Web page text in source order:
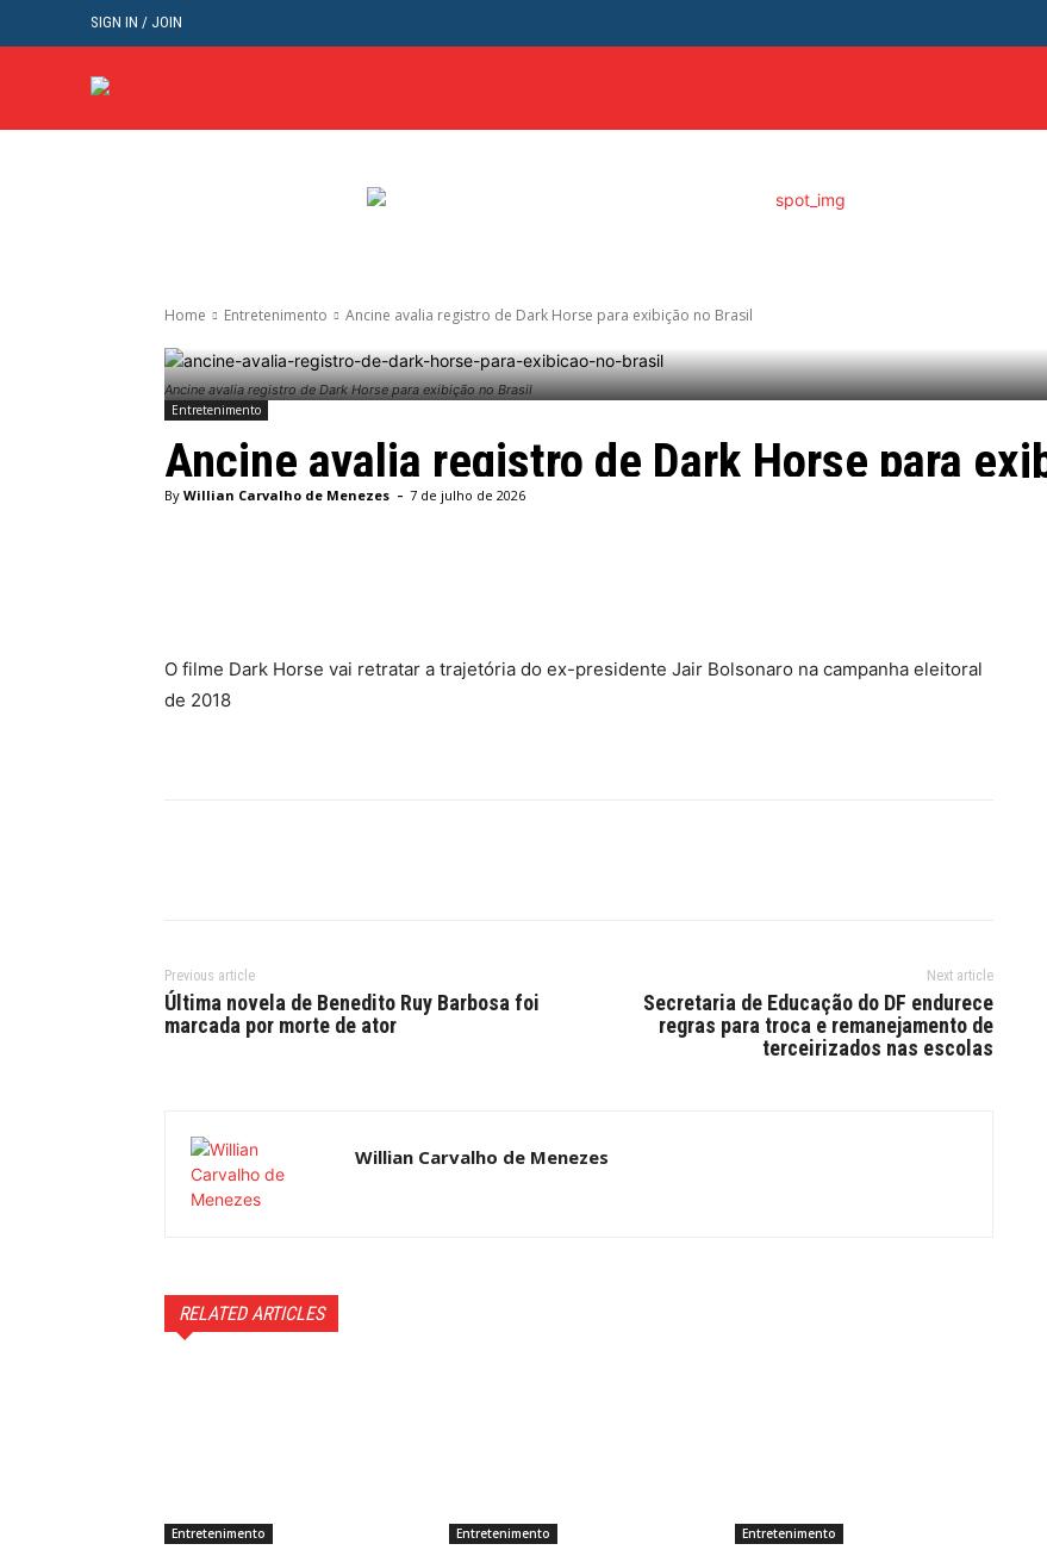
SIGN IN / JOIN
Home Entretenimento Ancine avalia registro de Dark Horse para exibição no Brasil
Ancine avalia registro de Dark Horse para exibição no Brasil
Entretenimento
Ancine avalia registro de Dark Horse para
By Willian Carvalho de Menezes - 7 de julho de 2026
O filme Dark Horse vai retratar a trajetória do ex-presidente Jair Bolsonaro na campanha eleitoral
de 2018
Previous article
Última novela de Benedito Ruy Barbosa foi
marcada por morte de ator
Next article
Secretaria de Educação do DF endurece
regras para troca e remanejamento de
terceirizados nas escolas
Willian Carvalho de Menezes
RELATED ARTICLES
Entretenimento Entretenimento Entretenimento